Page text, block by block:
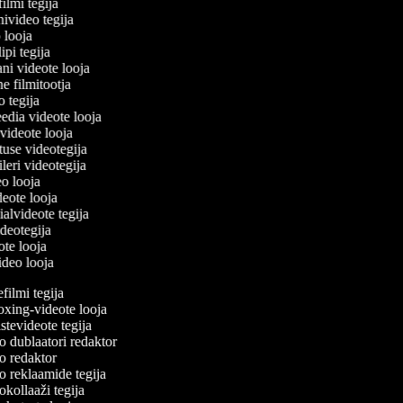
tegija
tegija
looja
tegija
videote looja
filmitootja
tegija
videote looja
looja
videotegija
videotegija
looja
looja
tegija
looja
looja
tegija
videote looja
tegija
dublaatori redaktor
redaktor
reklaamide tegija
tegija